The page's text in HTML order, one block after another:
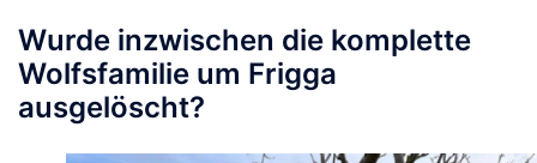
Wurde inzwischen die komplette
Wolfsfamilie um Frigga
ausgelöscht?